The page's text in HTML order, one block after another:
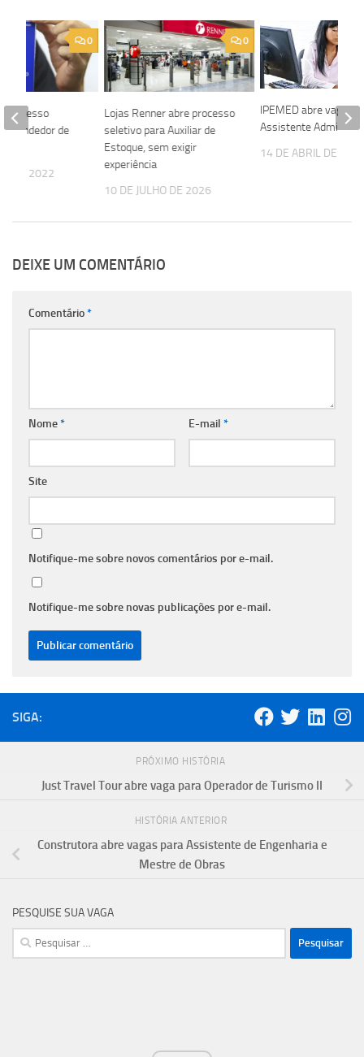
0
Lojas Renner abre processo
seletivo para Auxiliar de
Estoque, sem exigir
experiência
10 DE JULHO DE 2026
IPEMED abre vaga
Assistente
14 DE ABRIL DE
0
processo
Vendedor de
DE 2022
DEIXE UM COMENTÁRIO
Comentário*
Nome* E-mail *
Site
Notifique-me sobre novos comentários por e-mail.
Notifique-me sobre novas publicações por e-mail.
SIGA:
PRÓXIMO HISTÓRIA
Just Travel Tour abre vaga para Operador de Turismo II
HISTÓRIA ANTERIOR
Construtora abre vagas para Assistente de Engenharia e
Mestre de Obras
PESQUISE SUA VAGA
Pesquisar
por: